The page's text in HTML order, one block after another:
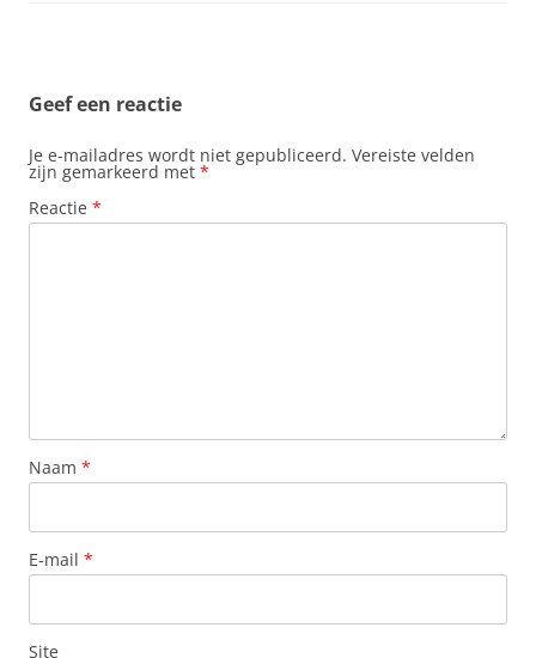
Geef een reactie
Je e-mailadres wordt niet gepubliceerd. Vereiste velden
zijn gemarkeerd met *
Reactie *
Naam *
E-mail *
Site